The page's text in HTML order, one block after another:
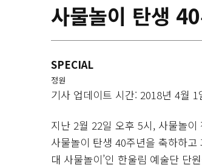
사물놀이 탄생
SPECIAL
정원
기사 업데이트 시간: 2018년 4월 1
지난 2월 22일 오후 5시, 사물놀
사물놀이 탄생 40주년을 축하하
대 사물놀이’인 한울림 예술단 단